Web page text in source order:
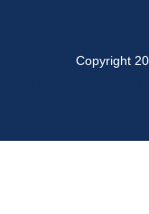
Copyright